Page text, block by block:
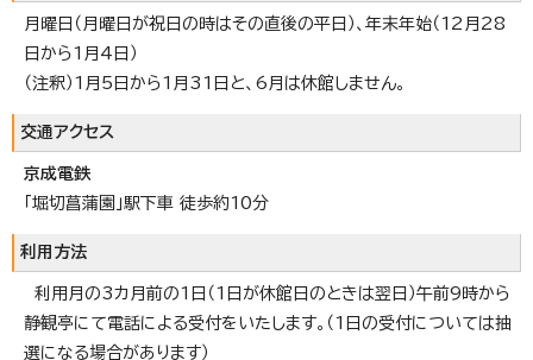
月曜日（月曜日が祝日の時はその直後の平日）、年末年始（12月28
日から1月4日）
（注釈）1月5日から1月31日と、6月は休館しません。
交通アクセス
京成電鉄
「堀切菖蒲園」駅下車 徒歩約10分
利用方法
利用月の3カ月前の1日（1日が休館日のときは翌日）午前9時から
静観亭にて電話による受付をいたします。（1日の受付については抽
選になる場合があります）